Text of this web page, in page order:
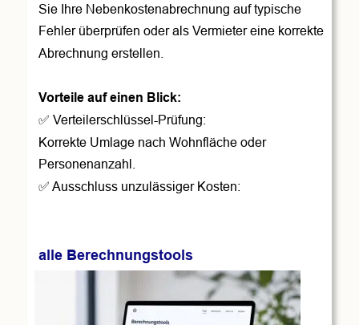
Sie Ihre Nebenkostenabrechnung auf typische
Fehler überprüfen oder als Vermieter eine korrekte
Abrechnung erstellen.
Vorteile auf einen Blick:
✅ Verteilerschlüssel-Prüfung:
Korrekte Umlage nach Wohnfläche oder
Personenanzahl.
✅ Ausschluss unzulässiger Kosten:
alle Berechnungstools